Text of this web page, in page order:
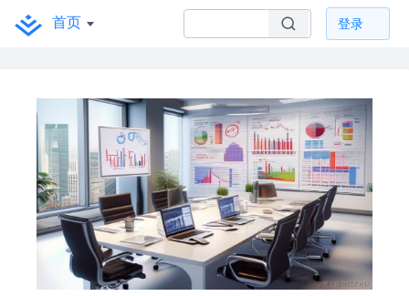
首页 登录